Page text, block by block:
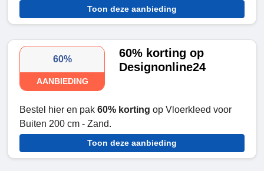
Toon deze aanbieding
60%
AANBIEDING
60% korting op
Designonline24
Bestel hier en pak 60% korting op Vloerkleed voor
Buiten 200 cm - Zand.
Toon deze aanbieding